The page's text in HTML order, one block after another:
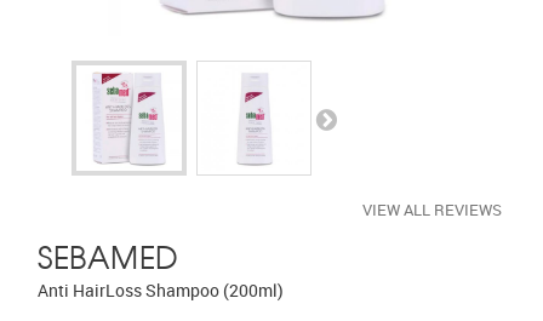
SEBAMED
Anti HairLoss Shampoo (200ml)
VIEW ALL REVIEWS